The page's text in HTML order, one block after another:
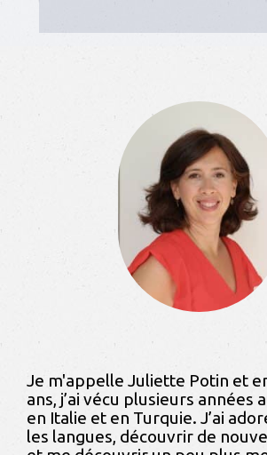
Je m'appelle Juliette Potin et
ans, j’ai vécu plusieurs années
en Italie et en Turquie. J’ai
les langues, découvrir de